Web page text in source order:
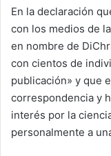
En la declaración
con los medios de
en nombre de
con cientos de
publicación» y que
correspondencia y
interés por la
personalmente a